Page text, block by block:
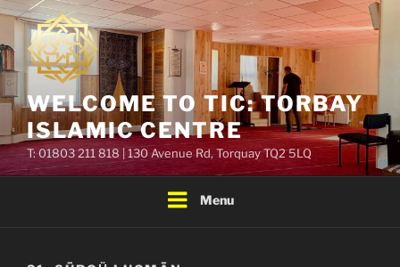
Skip
content
WELCOME TO TIC: TORBAY
ISLAMIC CENTRE
T: 01803 211 818 | 130 Avenue Rd, Torquay TQ2 5LQ
Menu